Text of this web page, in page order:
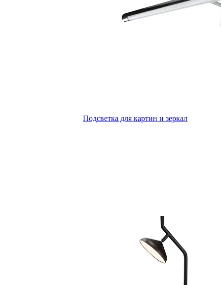
Подсветка для картин и зеркал